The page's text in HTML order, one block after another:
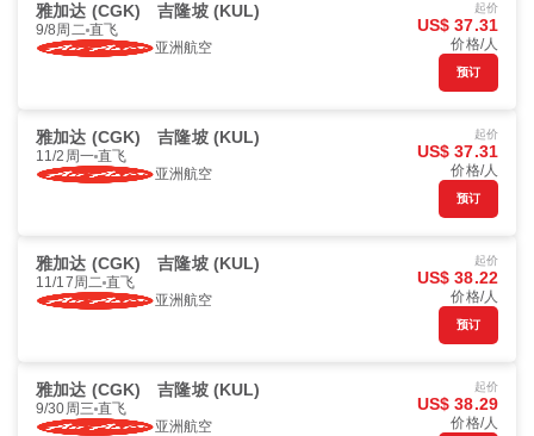
雅加达 (CGK) 吉隆坡 (KUL)
9/8周二 直飞
亚洲航空
起价
US$ 37.31
价格/人
预订
雅加达 (CGK) 吉隆坡 (KUL)
11/2周一 直飞
亚洲航空
起价
US$ 37.31
价格/人
预订
雅加达 (CGK) 吉隆坡 (KUL)
11/17周二 直飞
亚洲航空
起价
US$ 38.22
价格/人
预订
雅加达 (CGK) 吉隆坡 (KUL)
9/30周三 直飞
亚洲航空
起价
US$ 38.29
价格/人